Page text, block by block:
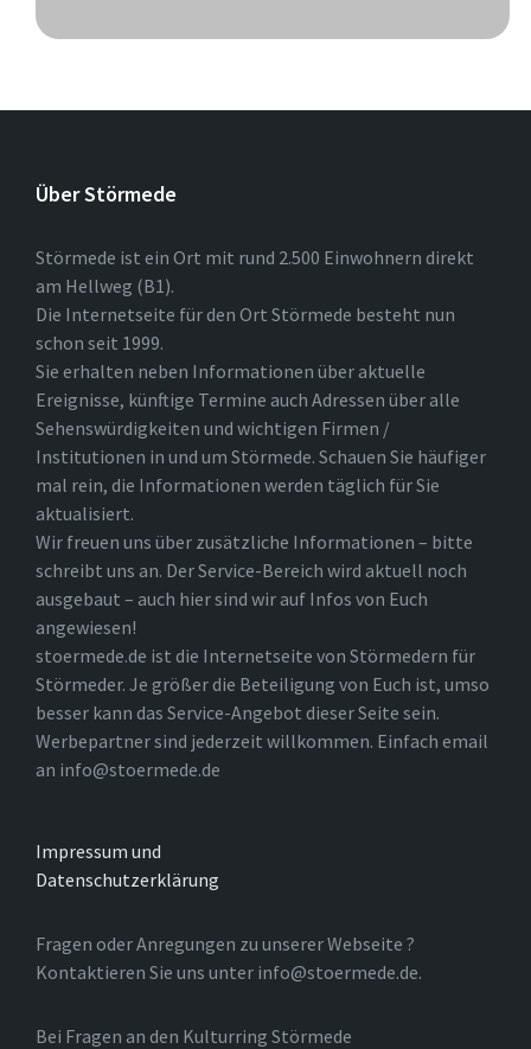
Über Störmede
Störmede ist ein Ort mit rund 2.500 Einwohnern direkt
am Hellweg (B1).
Die Internetseite für den Ort Störmede besteht nun
schon seit 1999.
Sie erhalten neben Informationen über aktuelle
Ereignisse, künftige Termine auch Adressen über alle
Sehenswürdigkeiten und wichtigen Firmen /
Institutionen in und um Störmede. Schauen Sie häufiger
mal rein, die Informationen werden täglich für Sie
aktualisiert.
Wir freuen uns über zusätzliche Informationen – bitte
schreibt uns an. Der Service-Bereich wird aktuell noch
ausgebaut – auch hier sind wir auf Infos von Euch
angewiesen!
stoermede.de ist die Internetseite von Störmedern für
Störmeder. Je größer die Beteiligung von Euch ist, umso
besser kann das Service-Angebot dieser Seite sein.
Werbepartner sind jederzeit willkommen. Einfach email
an info@stoermede.de
Impressum und
Datenschutzerklärung
Fragen oder Anregungen zu unserer Webseite ?
Kontaktieren Sie uns unter info@stoermede.de.
Bei Fragen an den Kulturring Störmede